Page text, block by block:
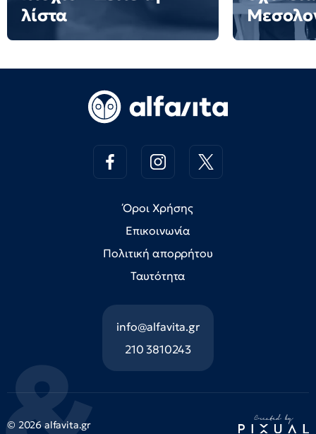
λίστα
Όροι Χρήσης
Επικοινωνία
Πολιτική απορρήτου
Ταυτότητα
info@alfavita.gr
210 3810243
© 2026 alfavita.gr